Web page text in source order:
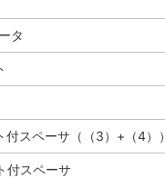
タ
付スペーサ（（3）+（4））
付スペーサ